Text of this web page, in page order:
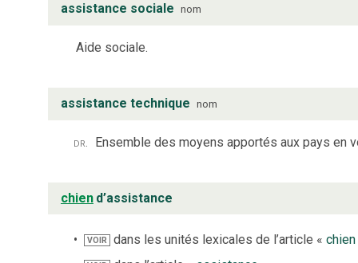
assistance sociale nom
Aide sociale.
assistance technique nom
dr. Ensemble des moyens apportés aux pays en
chien d’assistance
VOIR dans les unités lexicales de l’article «chien